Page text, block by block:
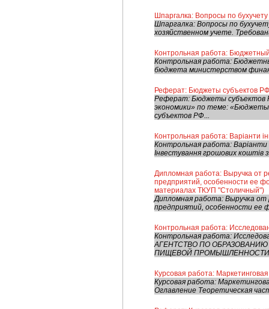
Шпаргалка: Вопросы по бухучету
Шпаргалка: Вопросы по
хозяйственном учете.
Контрольная работа:
Контрольная работа:
бюджета министерством
Реферат: Бюджеты субъектов
Реферат: Бюджеты субъектов
экономики» по теме:
субъектов РФ...
Контрольная работа: Варіанти
Контрольная работа: Варіанти
Інвестування грошових коштів
Дипломная работа: Выручка от
предприятий, особенности ее
материалах ТКУП "Столичный")
Дипломная работа: Выручка от
предприятий, особенности ее
Контрольная работа:
Контрольная работа:
АГЕНТСТВО ПО
ПИЩЕВОЙ ПРОМЫШЛЕННОСТИ
Курсовая работа:
Курсовая работа:
Оглавление Теоретическая